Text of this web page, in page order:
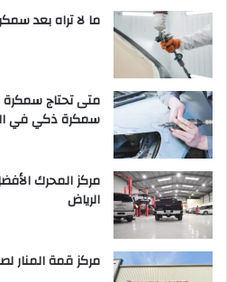
ما لا تراه بعد
متى تحتاج سمكرة
سمكرة ذكي في
مركز المحرك
الرياض
مركز قمة المنار